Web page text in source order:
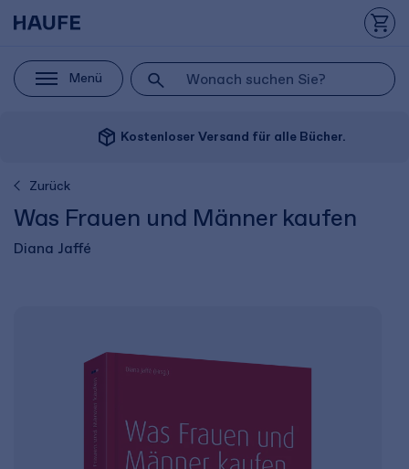
Menü
package_2 Kostenloser Versand für alle Bücher.
Zurück
Was Frauen und Männer kaufen
Diana Jaffé